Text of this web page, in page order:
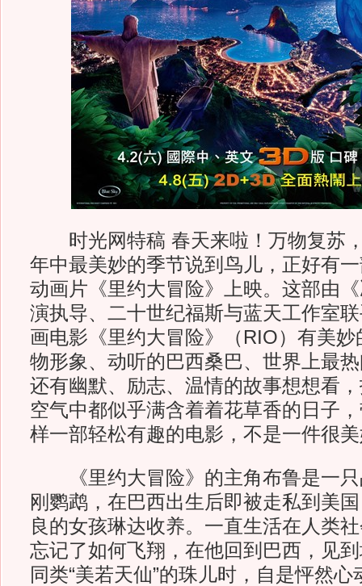
时光网特稿 春天来啦！万物复苏
年中最美妙的季节说到鸟儿，正好有
动画片《里约大冒险》上映。这部由
演执导、二十世纪福斯与蓝天工作室
画电影《里约大冒险》（RIO）有美
物形象、动听的巴西桑巴、世界上最
还有幽默、励志、温情的故事想想看
空气中都似乎满含着着花草香的日子
样一部轻松有趣的电影，不是一件很
《里约大冒险》的主角布鲁是一只
刚鹦鹉，在巴西出生后即被走私到美
良的女孩琳达收养。一直生活在人类社
忘记了如何飞翔，在他回到巴西，见
同类“美若天仙”的珠儿时，自是怦然